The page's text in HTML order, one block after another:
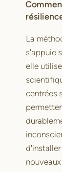
La
s'appuie
elle
centrées